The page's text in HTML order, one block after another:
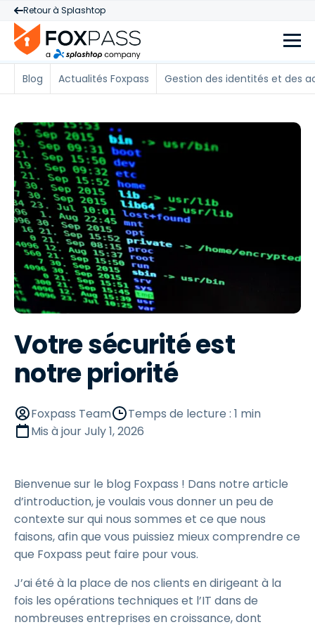
Retour à Splashtop
Blog Actualités Foxpass Gestion des identités et des
Votre sécurité est
notre priorité
Foxpass Team
Temps de lecture : 1 min
Mis à jourJuly 1, 2026
Bienvenue sur le blog Foxpass ! Dans notre article
d’introduction, je voulais vous donner un peu de
contexte sur qui nous sommes et ce que nous
faisons, afin que vous puissiez mieux comprendre ce
que Foxpass peut faire pour vous.
J’ai été à la place de nos clients en dirigeant à la
fois les opérations techniques et l’IT dans de
nombreuses entreprises en croissance, dont